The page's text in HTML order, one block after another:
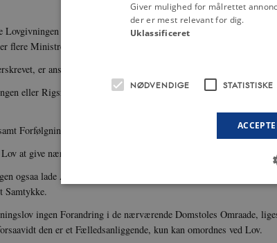
og Regjeringen vedkommende Beslutninger giver
flere Ministres Underskrift.
er ansvarlig for Beslut­ningen.
eller Rigsraadet sættes under Tiltale for deres Embedsførelse.
Forfølgningsmaaden for de ved den anlagte Sager ordnes ved
at give nærmere Forskrifter angaaende Ministrenes
ogsaa lade Andre tiltale for Statsforbrydelser, som findes særdeles
Samtykke.
ingen Forandring i de nærværende Domstoles Omraade,
den er et Fælledsanliggende, kun kan omordnes ved Lov.
Giver mulighed for målrettet
der er mest relevant for dig.
Uklassificeret
NØDVENDIGE STATISTISKE
Nødvendige
Nødvendige cookies hjælper med at gøre